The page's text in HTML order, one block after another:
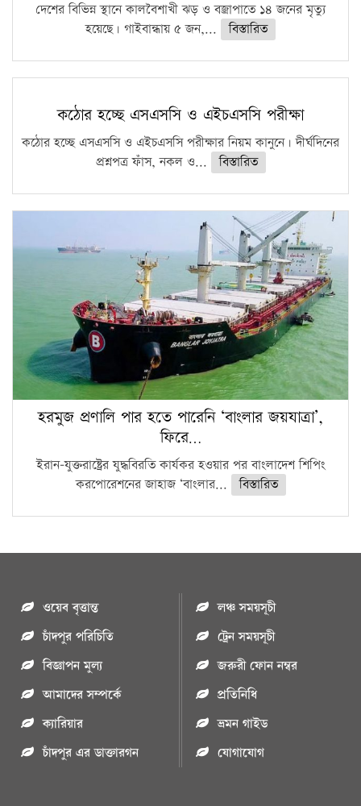
দেশের বিভিন্ন স্থানে কালবৈশাখী ঝড় ও বজ্রাপাতে ১৪ জনের মৃত্যু
হয়েছে। গাইবান্ধায় ৫ জন,...
বিস্তারিত
কঠোর হচ্ছে এসএসসি ও এইচএসসি পরীক্ষা
কঠোর হচ্ছে এসএসসি ও এইচএসসি পরীক্ষার নিয়ম কানুনে। দীর্ঘদিনের
প্রশ্নপত্র ফাঁস, নকল ও...
বিস্তারিত
হরমুজ প্রণালি পার হতে পারেনি ‘বাংলার জয়যাত্রা’,
ফিরে…
ইরান-যুক্তরাষ্ট্রের যুদ্ধবিরতি কার্যকর হওয়ার পর বাংলাদেশ শিপিং
করপোরেশনের জাহাজ ‘বাংলার...
বিস্তারিত
ওয়েব বৃত্তান্ত
চাঁদপুর পরিচিতি
বিজ্ঞাপন মুল্য
আমাদের সম্পর্কে
ক্যারিয়ার
চাঁদপুর এর ডাক্তারগন
লঞ্চ সময়সূচী
ট্রেন সময়সূচী
জরুরী ফোন নম্বর
প্রতিনিধি
ভ্রমন গাইড
যোগাযোগ